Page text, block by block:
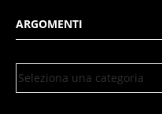
ARGOMENTI